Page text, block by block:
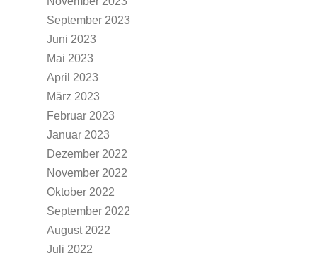
September 2023
Juni 2023
Mai 2023
April 2023
März 2023
Februar 2023
Januar 2023
Dezember 2022
November 2022
Oktober 2022
September 2022
August 2022
Juli 2022